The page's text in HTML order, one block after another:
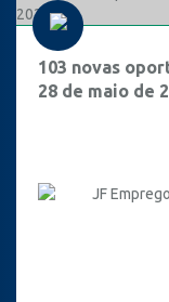
103 novas
28 de maio de
JF